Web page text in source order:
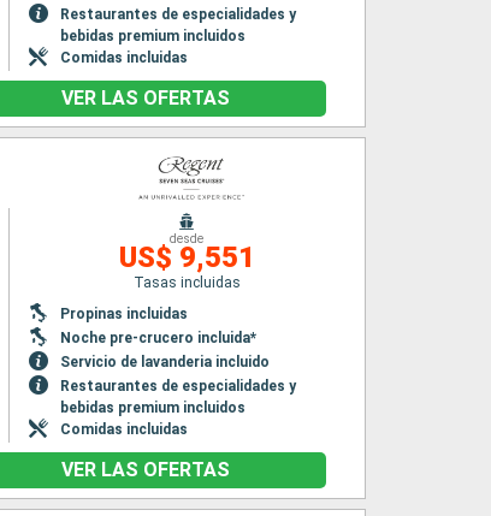
Restaurantes de especialidades y
bebidas premium incluidos
Comidas incluidas
VER LAS OFERTAS
desde
US$ 9,551
Tasas incluidas
Propinas incluidas
Noche pre-crucero incluida*
Servicio de lavanderia incluido
Restaurantes de especialidades y
bebidas premium incluidos
Comidas incluidas
VER LAS OFERTAS